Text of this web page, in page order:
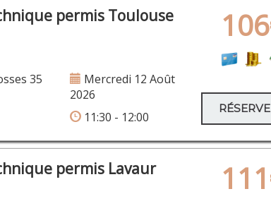
permis Toulouse
35
Mercredi 12 Août
2026
11:30 - 12:00
permis Lavaur